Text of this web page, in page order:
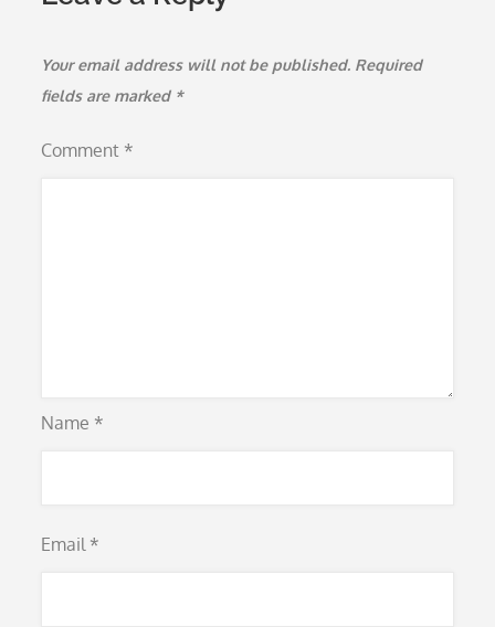
Your email address will not be published. Required
fields are marked *
Comment *
Name *
Email *